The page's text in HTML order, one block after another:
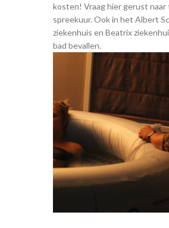
kosten! Vraag hier gerust
spreekuur. Ook in het Albert
ziekenhuis en Beatrix
bad bevallen.